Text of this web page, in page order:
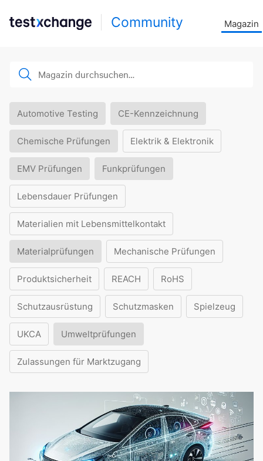
Community Magazin
Automotive Testing CE-Kennzeichnung
Chemische Prüfungen Elektrik & Elektronik
EMV Prüfungen Funkprüfungen
Lebensdauer Prüfungen
Materialien mit Lebensmittelkontakt
Materialprüfungen Mechanische Prüfungen
Produktsicherheit REACH RoHS
Schutzausrüstung Schutzmasken Spielzeug
UKCA Umweltprüfungen
Zulassungen für Marktzugang